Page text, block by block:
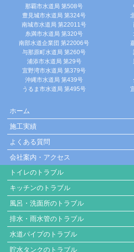
那覇市水道局 第508号
豊見城市水道局 第324号
南城市水道局 第22011号
糸満市水道局 第320号
南部水道企業団 第22006号
与那原町水道局 第260号
浦添市水道局 第29号
宜野湾市水道局 第379号
沖縄市水道局 第439号
うるま市水道局 第495号
ホーム
施工実績
よくある質問
会社案内・アクセス
トイレのトラブル
キッチンのトラブル
風呂・洗面所のトラブル
排水・雨水管のトラブル
水道パイプのトラブル
貯水タンクのトラブル